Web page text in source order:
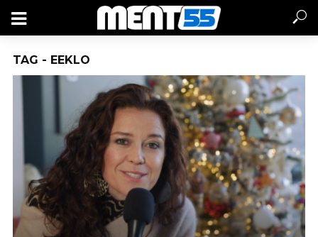
TAG - EEKLO